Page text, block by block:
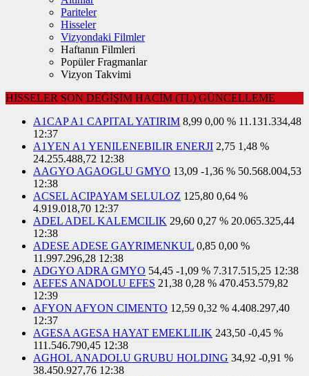
Pariteler
Hisseler
Vizyondaki Filmler
Haftanın Filmleri
Popüler Fragmanlar
Vizyon Takvimi
HİSSELER SON DEĞİŞİM HACİM (TL) GÜNCELLEME
A1CAP A1 CAPITAL YATIRIM 8,99 0,00 % 11.131.334,48
12:37
A1YEN A1 YENILENEBILIR ENERJI 2,75 1,48 %
24.255.488,72 12:38
AAGYO AGAOGLU GMYO 13,09 -1,36 % 50.568.004,53
12:38
ACSEL ACIPAYAM SELULOZ 125,80 0,64 %
4.919.018,70 12:37
ADEL ADEL KALEMCILIK 29,60 0,27 % 20.065.325,44
12:38
ADESE ADESE GAYRIMENKUL 0,85 0,00 %
11.997.296,28 12:38
ADGYO ADRA GMYO 54,45 -1,09 % 7.317.515,25 12:38
AEFES ANADOLU EFES 21,38 0,28 % 470.453.579,82
12:39
AFYON AFYON CIMENTO 12,59 0,32 % 4.408.297,40
12:37
AGESA AGESA HAYAT EMEKLILIK 243,50 -0,45 %
111.546.790,45 12:38
AGHOL ANADOLU GRUBU HOLDING 34,92 -0,91 %
38.450.927,76 12:38